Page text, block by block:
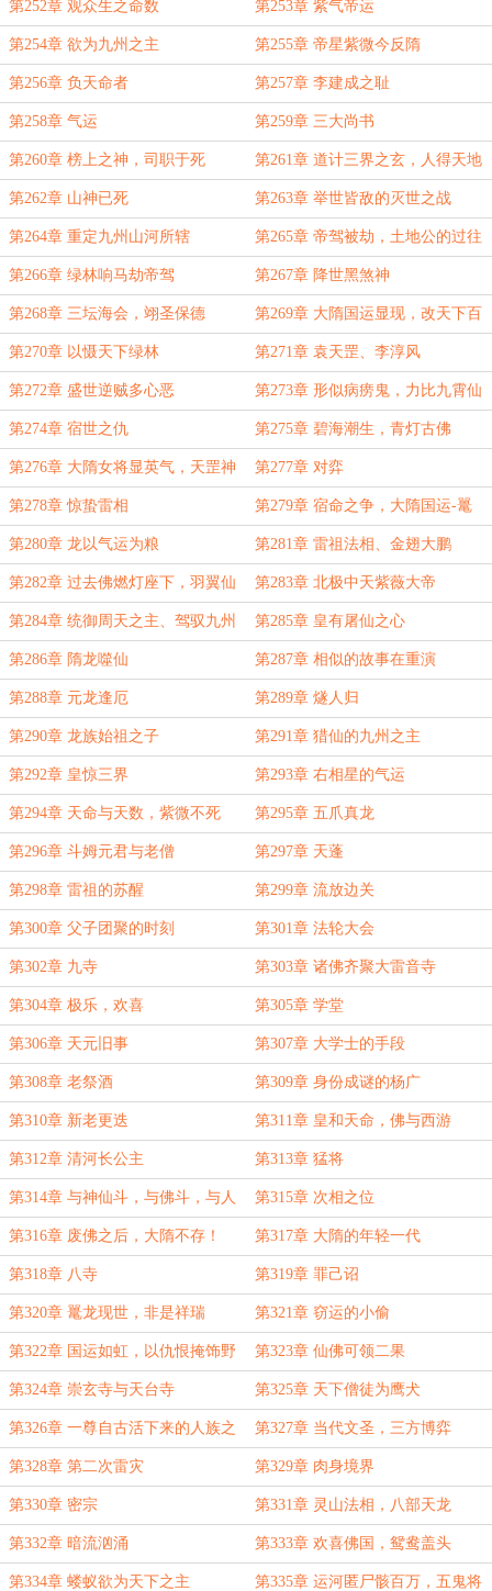
第252章 观众生之命数 第253章 紫气帝运
第254章 欲为九州之主 第255章 帝星紫微今反隋
第256章 负天命者 第257章 李建成之耻
第258章 气运 第259章 三大尚书
第260章 榜上之神，司职于死 第261章 道计三界之玄，人得天地
真貌
第262章 山神已死 第263章 举世皆敌的灭世之战
第264章 重定九州山河所辖 第265章 帝驾被劫，土地公的过往
第266章 绿林响马劫帝驾 第267章 降世黑煞神
第268章 三坛海会，翊圣保德 第269章 大隋国运显现，改天下百
姓之命
第270章 以慑天下绿林 第271章 袁天罡、李淳风
第272章 盛世逆贼多心恶 第273章 形似病痨鬼，力比九霄仙
第274章 宿世之仇 第275章 碧海潮生，青灯古佛
第276章 大隋女将显英气，天罡神
通乱人间
第277章 对弈
第278章 惊蛰雷相 第279章 宿命之争，大隋国运-鼍
龙！
第280章 龙以气运为粮 第281章 雷祖法相、金翅大鹏
第282章 过去佛燃灯座下，羽翼仙 第283章 北极中天紫薇大帝
第284章 统御周天之主、驾驭九州
之皇
第285章 皇有屠仙之心
第286章 隋龙噬仙 第287章 相似的故事在重演
第288章 元龙逢厄 第289章 燧人归
第290章 龙族始祖之子 第291章 猎仙的九州之主
第292章 皇惊三界 第293章 右相星的气运
第294章 天命与天数，紫微不死 第295章 五爪真龙
第296章 斗姆元君与老僧 第297章 天蓬
第298章 雷祖的苏醒 第299章 流放边关
第300章 父子团聚的时刻 第301章 法轮大会
第302章 九寺 第303章 诸佛齐聚大雷音寺
第304章 极乐，欢喜 第305章 学堂
第306章 天元旧事 第307章 大学士的手段
第308章 老祭酒 第309章 身份成谜的杨广
第310章 新老更迭 第311章 皇和天命，佛与西游
第312章 清河长公主 第313章 猛将
第314章 与神仙斗，与佛斗，与人
斗
第315章 次相之位
第316章 废佛之后，大隋不存！ 第317章 大隋的年轻一代
第318章 八寺 第319章 罪己诏
第320章 鼍龙现世，非是祥瑞 第321章 窃运的小偷
第322章 国运如虹，以仇恨掩饰野
心者
第323章 仙佛可领二果
第324章 崇玄寺与天台寺 第325章 天下僧徒为鹰犬
第326章 一尊自古活下来的人族之
仙
第327章 当代文圣，三方博弈
第328章 第二次雷灾 第329章 肉身境界
第330章 密宗 第331章 灵山法相，八部天龙
第332章 暗流汹涌 第333章 欢喜佛国，鸳鸯盖头
第334章 蝼蚁欲为天下之主 第335章 运河匿尸骸百万，五鬼将